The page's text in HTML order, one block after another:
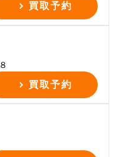
買取予約
買取予約